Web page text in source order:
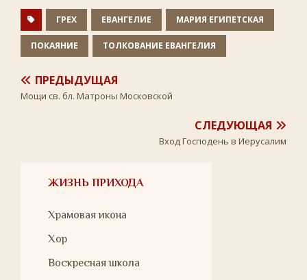
s
i
ГРЕХ ЕВАНГЕЛИЕ МАРИЯ ЕГИПЕТСКАЯ
ПОКАЯНИЕ ТОЛКОВАНИЕ ЕВАНГЕЛИЯ
ПРЕДЫДУЩАЯ
Мощи св. бл. Матроны Московской
СЛЕДУЮЩАЯ
Вход Господень в Иерусалим
ЖИЗНЬ ПРИХОДА
Храмовая икона
Хор
Воскресная школа